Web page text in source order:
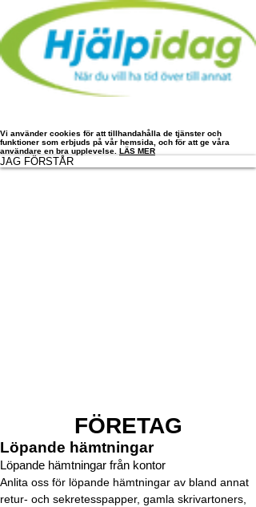
Vi använder cookies för att tillhandahålla de tjänster och
funktioner som erbjuds på vår hemsida, och för att ge våra
användare en bra upplevelse. LÄS MER
JAG FÖRSTÅR
FÖRETAG
Löpande hämtningar
Löpande hämtningar från kontor
Anlita oss för löpande hämtningar av bland annat
retur- och sekretesspapper, gamla skrivartoners,